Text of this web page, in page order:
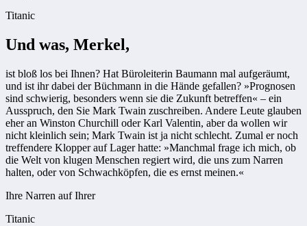
Titanic
Und was, Merkel,
ist bloß los bei Ihnen? Hat Büroleiterin Baumann mal aufgeräumt,
und ist ihr dabei der Büchmann in die Hände gefallen? »Prognosen
sind schwierig, besonders wenn sie die Zukunft betreffen« – ein
Ausspruch, den Sie Mark Twain zuschreiben. Andere Leute glauben
eher an Winston Churchill oder Karl Valentin, aber da wollen wir
nicht kleinlich sein; Mark Twain ist ja nicht schlecht. Zumal er noch
treffendere Klopper auf Lager hatte: »Manchmal frage ich mich, ob
die Welt von klugen Menschen regiert wird, die uns zum Narren
halten, oder von Schwachköpfen, die es ernst meinen.«
Ihre Narren auf Ihrer
Titanic